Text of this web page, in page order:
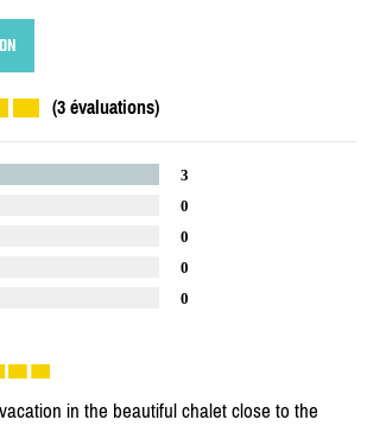
(3 évaluations)
3
0
0
0
0
in the beautiful chalet close to the